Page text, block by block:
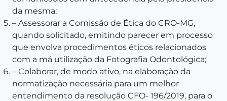
da mesma;
– Assessorar a Comissão de Ética do CRO-MG,
quando solicitado, emitindo parecer em processo
que envolva procedimentos éticos relacionados
com a má utilização da Fotografia Odontológica;
– Colaborar, de modo ativo, na elaboração da
normatização necessária para um melhor
entendimento da resolução CFO- 196/2019, para o